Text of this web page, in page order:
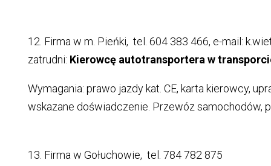
12. Firma w m. Pieńki, tel. 604 383 466, e-mail:
zatrudni: Kierowcę autotransportera w
Wymagania: prawo jazdy kat. CE, karta kierowcy,
wskazane doświadczenie. Przewóz samochodów,
13. Firma w Gołuchowie, tel. 784 782 875